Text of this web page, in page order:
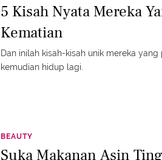
5 Kisah Nyata Mereka
Kematian
Dan inilah kisah-kisah unik mereka
kemudian hidup lagi.
BEAUTY
Suka Makanan Asin